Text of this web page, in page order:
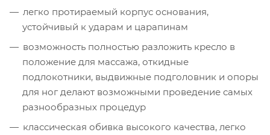
легко протираемый корпус основания,
устойчивый к ударам и царапинам
возможность полностью разложить кресло в
положение для массажа, откидные
подлокотники, выдвижные подголовник и опоры
для ног делают возможными проведение самых
разнообразных процедур
классическая обивка высокого качества, легко